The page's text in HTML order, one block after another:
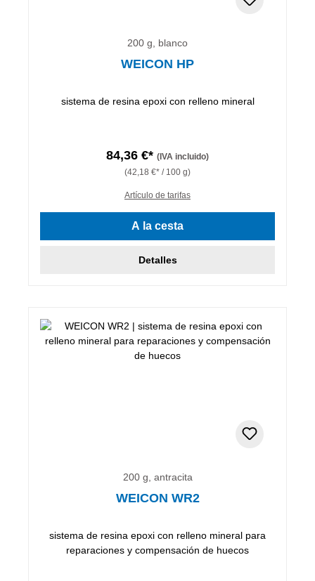
200 g, blanco
WEICON HP
sistema de resina epoxi con relleno mineral
84,36 €* (IVA incluido)
(42,18 €* / 100 g)
Artículo de tarifas
A la cesta
Detalles
200 g, antracita
WEICON WR2
sistema de resina epoxi con relleno mineral para
reparaciones y compensación de huecos